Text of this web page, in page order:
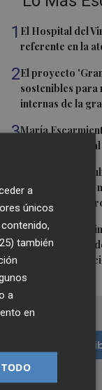
1 El Hospital del
referente en la
2El proyecto
sostenibles
internas de la
3María
cartel del
UPCT Makers
catamarán para
ya prepara un
5Una batea
daños en un
puerto de
Quiero
a
únicos
también
a
en